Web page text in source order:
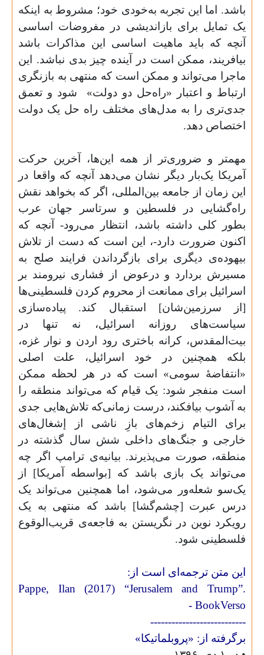
باشد. اما این تجربه به‌خودی خود؛ مشروط به اینکه
یک تمایل برای بازاندیشی در مفروضات اساسی
آنچه که باید ماهیت اساسی این مذاکرات باشد
بیافریند، ممکن است در آینده چیز بدی نباشد. این
ماجرا می‌تواند و ممکن است که منتهی به بازنگری
ارتباط و اعتبار «راه‌حل دو دولت»
شود و تعمق
جدی‌تری را به مدل‌های مختلف راه حل یک دولت
اختصاص دهد.
مهمتر و ضروری‌تر از همه این‌ها، آخرین حرکت
آمریکا یک‌بار دیگر نشان می‌دهد آنچه که واقعا در
این زمان از جامعه بین‌المللی، اگر که بخواهد نقش
راه‌گشایی در فلسطین و سرتاسر جهان عرب
بطور کلی داشته باشد، انتظار می‌رود- آنچه که
اکنون ضرورت دارد-، این است که دست از تلاش
بیهوده‌ی دیگری برای بازگرداندن فرایند صلح به
مسیرش بردارد و درعوض از فشاری نیرومند بر
اسرائیل برای ممانعت از محروم کردن فلسطینی‌ها
[از سرزمین‌شان] استقبال کند. پیاده‌سازی
سیاست‌های روزانه اسرائیل، نه تنها در
بیت‌المقدس، کرانه باختری رود اردن و نوار غزه،
بلکه همچنین در خود اسرائیل، علت اصلی
«انتفاضۀ سومی» است که در هر لحظه ممکن
است منفجر شود: یک قیام که می‌تواند منطقه را
به آشوب بیافکند، درست زمانی‌که تلاش‌هایی جدی
برای التیام زخم‌های بازِ ناشی از إشغال‌های
خارجی و جنگ‌های داخلی شش سال گذشته در
منطقه، صورت می‌پذیرند. بیانیه‌ی ترامپ اگر چه
می‌تواند یک بازی باشد که [بواسطه آمریکا] از
یک‌سو شعله‌ور می‌شود، اما همچنین می‌تواند یک
درس عبرت [چشم‌گشا] باشد که منتهی به یک
رویکرد نوین در نگریستن به فاجعه‌ی قریب‌الوقوع
فلسطینی شود.
این متن ترجمه‌ای است از:
Pappe, Ilan (2017) “Jerusalem and Trump”.
Verso
Book
-
---------------------------
برگرفته از: «پروبلماتیکا»